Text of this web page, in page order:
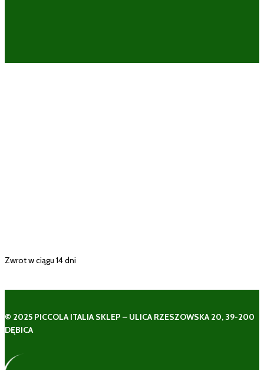
Zwrot w ciągu 14 dni
© 2025 PICCOLA ITALIA SKLEP – ULICA RZESZOWSKA 20, 39-200
DĘBICA